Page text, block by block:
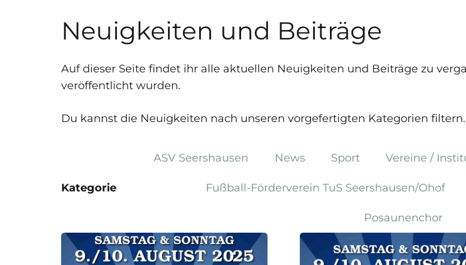
Neuigkeiten und Beiträge
Auf dieser Seite findet ihr alle aktuellen Neuigkeiten und Beiträge zu
veröffentlicht wurden.
Du kannst die Neuigkeiten nach unseren vorgefertigten Kategorien
Kategorie
ASV Seershausen News Sport Vereine /
Fußball-Förderverein TuS Seershausen/Ohof
Posaunenchor